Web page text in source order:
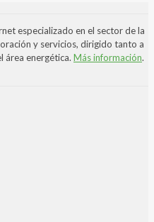
especializado en el sector de la
y servicios, dirigido tanto a
área energética. Más información.